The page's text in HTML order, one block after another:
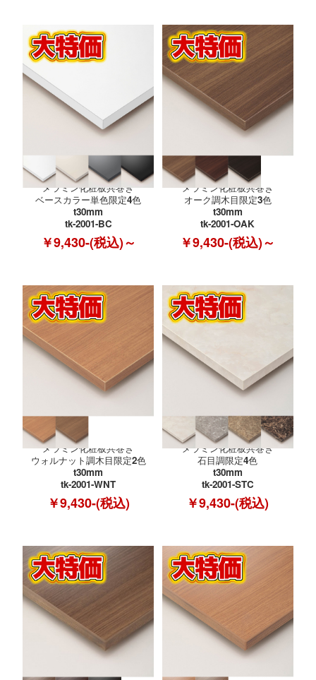
メラミン化粧板共巻き
ベースカラー単色限定4色
t30mm
tk-2001-BC
￥9,430-(税込)～
メラミン化粧板共巻き
オーク調木目限定3色
t30mm
tk-2001-OAK
￥9,430-(税込)～
メラミン化粧板共巻き
ウォルナット調木目限定2色
t30mm
tk-2001-WNT
￥9,430-(税込)
メラミン化粧板共巻き
石目調限定4色
t30mm
tk-2001-STC
￥9,430-(税込)